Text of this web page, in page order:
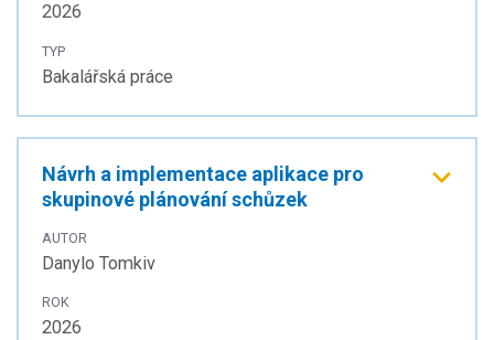
2026
TYP
Bakalářská práce
Návrh a implementace aplikace pro
skupinové plánování schůzek
AUTOR
Danylo Tomkiv
ROK
2026